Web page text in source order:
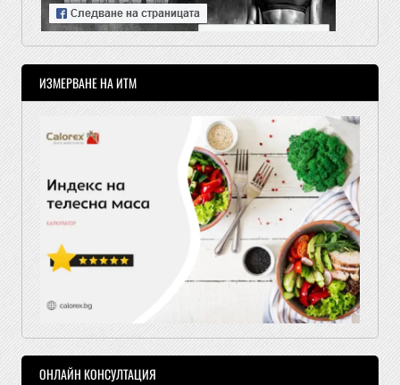
ИЗМЕРВАНЕ НА ИТМ
ОНЛАЙН КОНСУЛТАЦИЯ